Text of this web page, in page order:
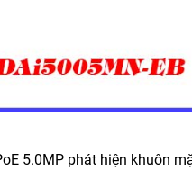
5.0MP phát hiện khuôn